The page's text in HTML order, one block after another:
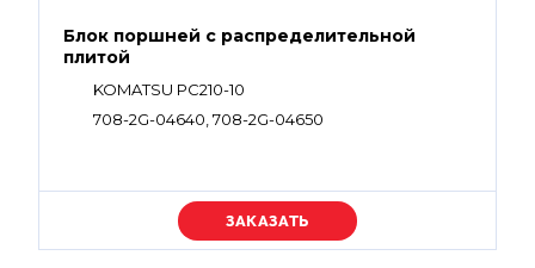
Блок поршней c распределительной
плитой
KOMATSU PC210-10
708-2G-04640, 708-2G-04650
Уточняйте цену